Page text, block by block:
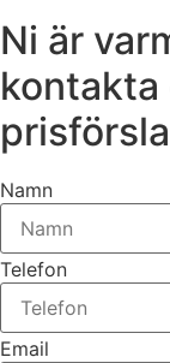
Ni är
Namn
Telefon
Email